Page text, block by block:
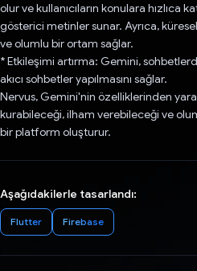
olur ve kullanıcıların konulara hızlıca
gösterici metinler sunar. Ayrıca,
ve olumlu bir ortam sağlar.
* Etkileşimi artırma: Gemini,
akıcı sohbetler yapılmasını sağlar.
Nervus, Gemini'nin özelliklerinden
kurabileceği, ilham verebileceği ve
bir platform oluşturur.
Aşağıdakilerle tasarlandı:
Flutter Firebase